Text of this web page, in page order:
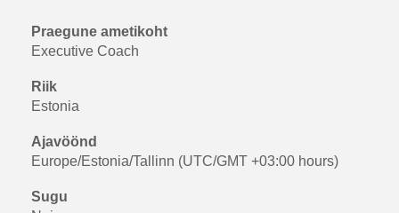
Praegune ametikoht
Executive Coach
Riik
Estonia
Ajavöönd
Europe/Estonia/Tallinn (UTC/GMT +03:00 hours)
Sugu